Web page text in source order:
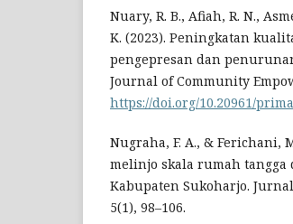
Nuary, R. B., Afiah, R. N.,
K. (2023). Peningkatan
pengepresan dan
Journal of Community
https://doi.org/10.20961/
Nugraha, F. A., & Ferichani,
melinjo skala rumah tangga
Kabupaten Sukoharjo.
5(1), 98–106.